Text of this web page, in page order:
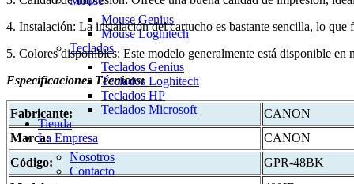
Mouse Genius
Mouse Loghitech
Teclados
Teclados Genius
Teclados Loghitech
Teclados HP
Teclados Microsoft
Tienda
La Empresa
Nosotros
Contacto
4. Instalación: La instalación del cartucho es bastante sencilla, lo que
5. Colores disponibles: Este modelo generalmente está disponible
Especificaciones Técnicas:
Fabricante:
CANON
Marca:
CANON
Código:
GPR-48BK